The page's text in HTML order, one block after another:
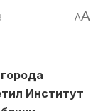
AA
Институт